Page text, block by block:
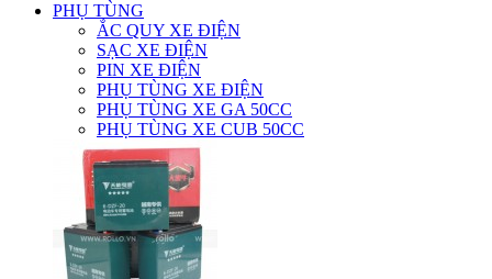
PHỤ TÙNG
ẮC QUY XE ĐIỆN
SẠC XE ĐIỆN
PIN XE ĐIỆN
PHỤ TÙNG XE ĐIỆN
PHỤ TÙNG XE GA 50CC
PHỤ TÙNG XE CUB 50CC